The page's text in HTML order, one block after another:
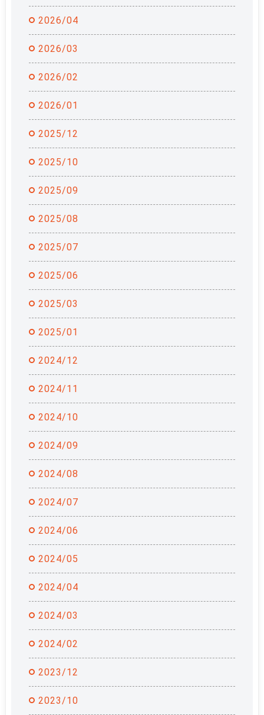
2026/04
2026/03
2026/02
2026/01
2025/12
2025/10
2025/09
2025/08
2025/07
2025/06
2025/03
2025/01
2024/12
2024/11
2024/10
2024/09
2024/08
2024/07
2024/06
2024/05
2024/04
2024/03
2024/02
2023/12
2023/10